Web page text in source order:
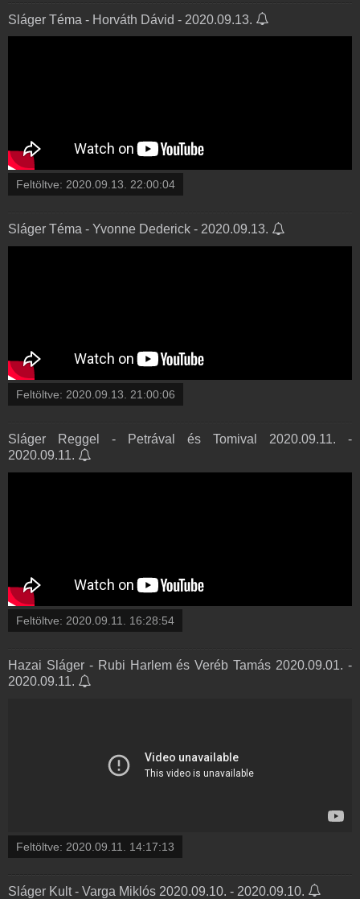
Sláger Téma - Horváth Dávid - 2020.09.13.
Feltöltve: 2020.09.13. 22:00:04
Sláger Téma - Yvonne Dederick - 2020.09.13.
Feltöltve: 2020.09.13. 21:00:06
Sláger Reggel - Petrával és Tomival 2020.09.11. -
2020.09.11.
Feltöltve: 2020.09.11. 16:28:54
Hazai Sláger - Rubi Harlem és Veréb Tamás 2020.09.01. -
2020.09.11.
Feltöltve: 2020.09.11. 14:17:13
Sláger Kult - Varga Miklós 2020.09.10. - 2020.09.10.